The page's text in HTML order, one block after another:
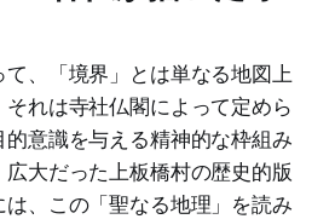
、「境界」とは単なる地図上
れは寺社仏閣によって定めら
意識を与える精神的な枠組み
大だった上板橋村の歴史的版
、この「聖なる地理」を読み